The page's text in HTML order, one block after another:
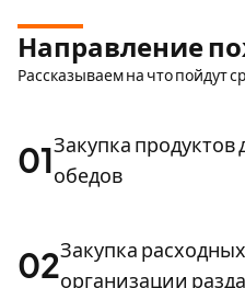
Направление
Рассказываем на что пойдут
01Закупка продуктов
обедов
02Закупка
организации